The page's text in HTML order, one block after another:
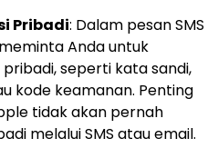
Pribadi: Dalam pesan SMS
Anda untuk
seperti kata sandi,
kode keamanan. Penting
tidak akan pernah
melalui SMS atau email.